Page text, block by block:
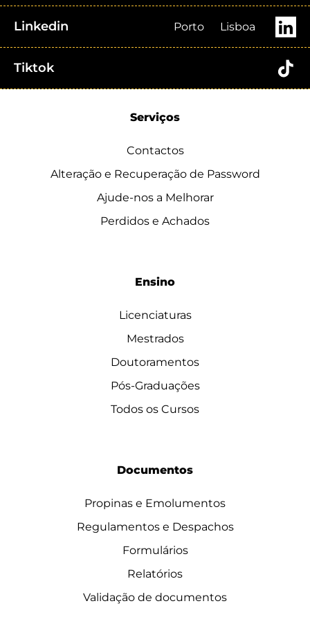
Linkedin Porto Lisboa
Tiktok
Serviços
Contactos
Alteração e Recuperação de Password
Ajude-nos a Melhorar
Perdidos e Achados
Ensino
Licenciaturas
Mestrados
Doutoramentos
Pós-Graduações
Todos os Cursos
Documentos
Propinas e Emolumentos
Regulamentos e Despachos
Formulários
Relatórios
Validação de documentos